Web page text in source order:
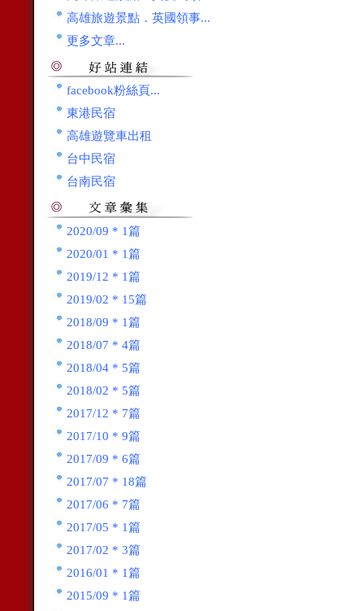
高雄旅遊景點．英國領事...
更多文章...
facebook粉絲頁...
東港民宿
高雄遊覽車出租
台中民宿
台南民宿
2020/09 * 1篇
2020/01 * 1篇
2019/12 * 1篇
2019/02 * 15篇
2018/09 * 1篇
2018/07 * 4篇
2018/04 * 5篇
2018/02 * 5篇
2017/12 * 7篇
2017/10 * 9篇
2017/09 * 6篇
2017/07 * 18篇
2017/06 * 7篇
2017/05 * 1篇
2017/02 * 3篇
2016/01 * 1篇
2015/09 * 1篇